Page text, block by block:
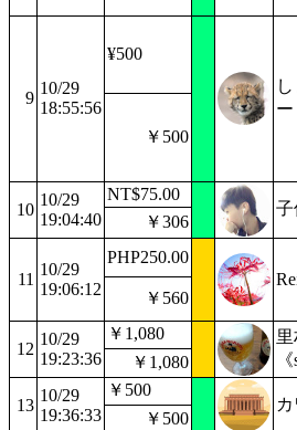
9
10/29
18:55:56
¥500
ー
￥500
10
10/29
19:04:40
NT$75.00
子
￥306
11
10/29
19:06:12
PHP250.00
￥560
12
10/29
19:23:36
￥1,080
￥1,080
13
10/29
19:36:33
￥500
￥500